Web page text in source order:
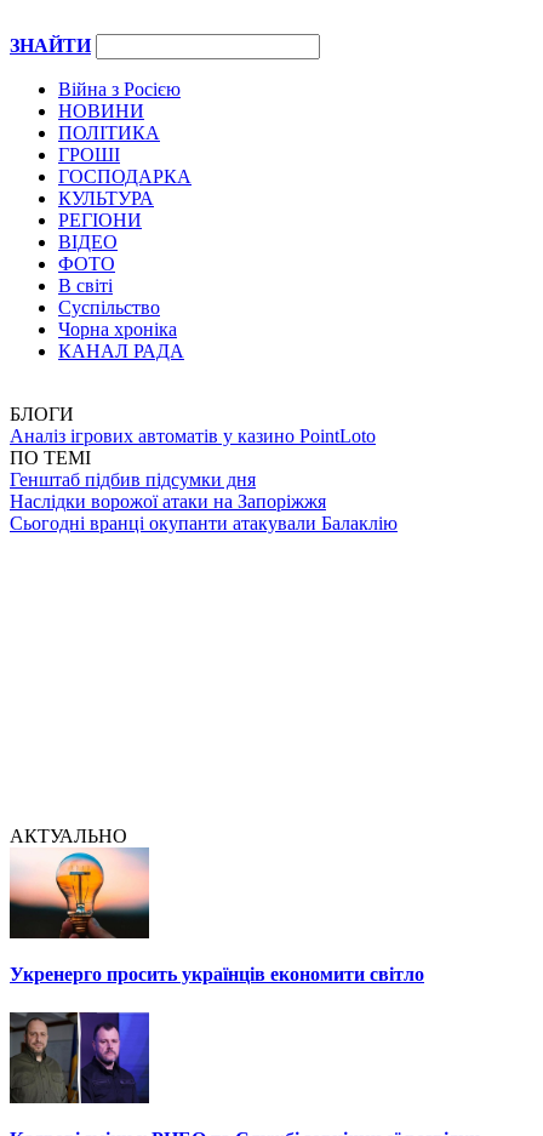
ЗНАЙТИ
Війна з Росією
НОВИНИ
ПОЛІТИКА
ГРОШІ
ГОСПОДАРКА
КУЛЬТУРА
РЕГІОНИ
ВІДЕО
ФОТО
В світі
Суспільство
Чорна хроніка
КАНАЛ РАДА
БЛОГИ
Аналіз ігрових автоматів у казино PointLoto
ПО ТЕМІ
Генштаб підбив підсумки дня
Наслідки ворожої атаки на Запоріжжя
Сьогодні вранці окупанти атакували Балаклію
АКТУАЛЬНО
Укренерго просить українців економити світло